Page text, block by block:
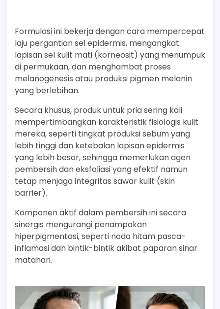
Formulasi ini bekerja dengan cara mempercepat
laju pergantian sel epidermis, mengangkat
lapisan sel kulit mati (korneosit) yang menumpuk
di permukaan, dan menghambat proses
melanogenesis atau produksi pigmen melanin
yang berlebihan.
Secara khusus, produk untuk pria sering kali
mempertimbangkan karakteristik fisiologis kulit
mereka, seperti tingkat produksi sebum yang
lebih tinggi dan ketebalan lapisan epidermis
yang lebih besar, sehingga memerlukan agen
pembersih dan eksfoliasi yang efektif namun
tetap menjaga integritas sawar kulit (skin
barrier).
Komponen aktif dalam pembersih ini secara
sinergis mengurangi penampakan
hiperpigmentasi, seperti noda hitam pasca-
inflamasi dan bintik-bintik akibat paparan sinar
matahari.